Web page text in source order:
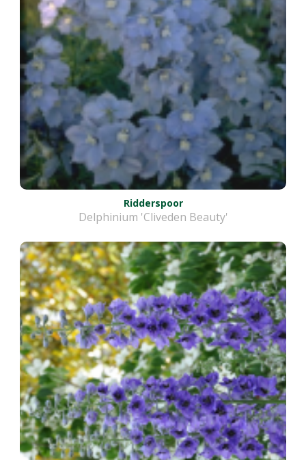
Ridderspoor
Delphinium 'Cliveden Beauty'